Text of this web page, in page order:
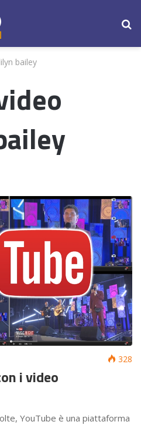
bailey
328
i video
YouTube è una piattaforma